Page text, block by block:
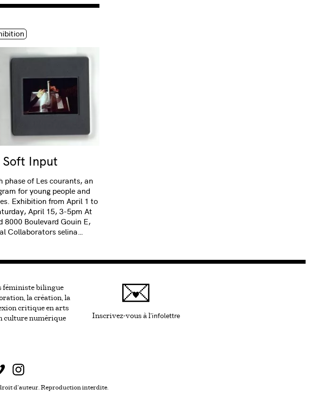
Soft Input
Soft Input »
phase of Les courants, an
for young people and
Exhibition from April 1 to
April 15, 3-5pm At
Boulevard Gouin E,
Collaborators selina…
féministe bilingue
la création, la
critique en arts
culture numérique
Inscrivez-vous à l'infolettreCe lien s'ouvrira dans une nouvelle fenêtre
d'auteur. Reproduction interdite.